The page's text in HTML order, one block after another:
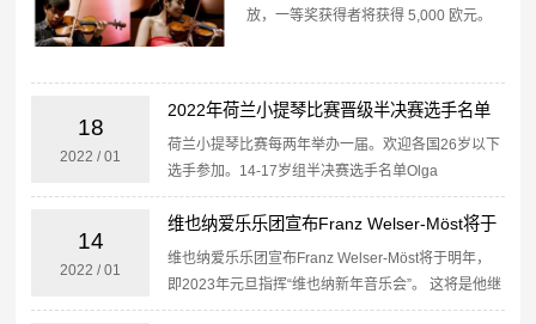
放，一等奖获得者将获得 5,000 欧元。
Yumiba（...
18
2022 / 01
2022年荷兰小提琴比赛晋级半决赛选手名单
荷兰小提琴比赛每两年举办一届。欢迎各国26岁以下
选手参加。14-17岁组半决赛选手名单Olga
Göschel (17)Else Baas (16)Zohra
Jongerius (16)Evy Ha...
14
2022 / 01
维也纳爱乐乐团宣布Franz Welser-Möst将于
明年2023年元旦指挥“...
维也纳爱乐乐团宣布Franz Welser-Möst将于明年，
即2023年元旦指挥“维也纳新年音乐会”。 这将是他继
2011年和2013年执棒之后的第三次亮相。